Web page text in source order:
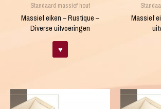
Standaard massief hout
Massief eiken – Rustique –
Diverse uitvoeringen
♥
Massief